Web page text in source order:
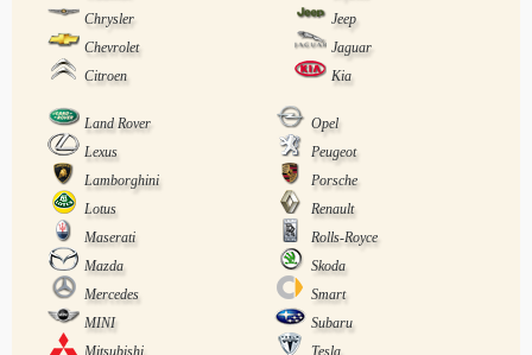
Chrysler
Jeep
Chevrolet
Jaguar
Citroen
Kia
Land Rover
Opel
Lexus
Peugeot
Lamborghini
Porsche
Lotus
Renault
Maserati
Rolls-Royce
Mazda
Skoda
Mercedes
Smart
MINI
Subaru
Mitsubishi
Tesla